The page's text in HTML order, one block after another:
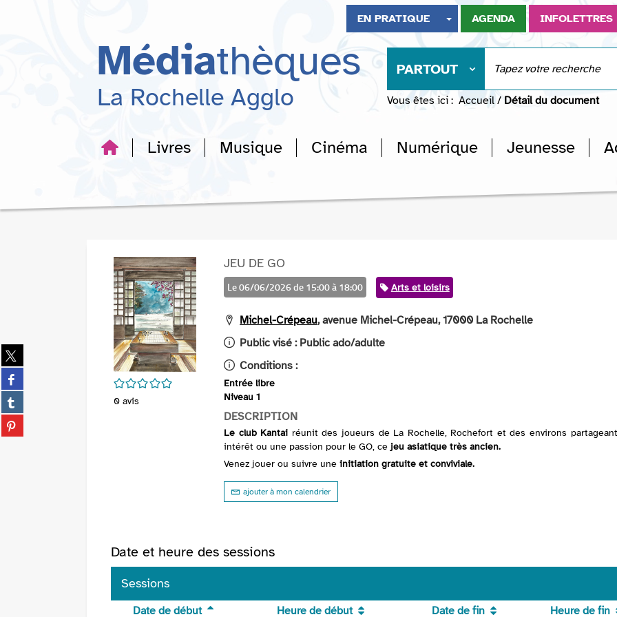
recherche
EN PRATIQUE AGENDA INFOLETTRES
Médiathèques
La Rochelle Agglo
PARTOUT
Vous êtes ici : Accueil / Détail du document
Livres Musique Cinéma Numérique Jeunesse
Partager
sur
twitter
(Nouvelle
fenêtre)
Partager
sur
facebook
(Nouvelle
fenêtre)
Partager
sur
tumblr
Partager
sur
/5
0 avis
JEU DE GO
Le 06/06/2026 de 15:00 à 18:00 Catégorie
Arts et loisirs
Michel-Crépeau, avenue Michel-Crépeau, 17000 La Rochelle
Public visé : Public ado/adulte
Conditions :
Entrée libre
Niveau 1
DESCRIPTION
Le club Kantai réunit des joueurs de La Rochelle, Rochefort et des environs
intérêt ou une passion pour le GO, ce jeu asiatique très ancien.
Venez jouer ou suivre une initiation gratuite et conviviale.
ajouter à mon calendrier
Date et heure des sessions
Sessions
Date de début Heure de début Date de fin Heure de fin